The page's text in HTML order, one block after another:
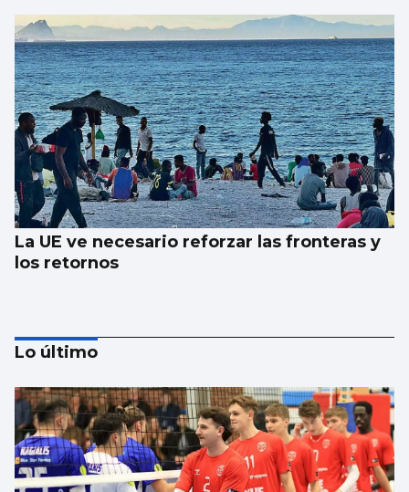
La UE ve necesario reforzar las fronteras y
los retornos
Lo último